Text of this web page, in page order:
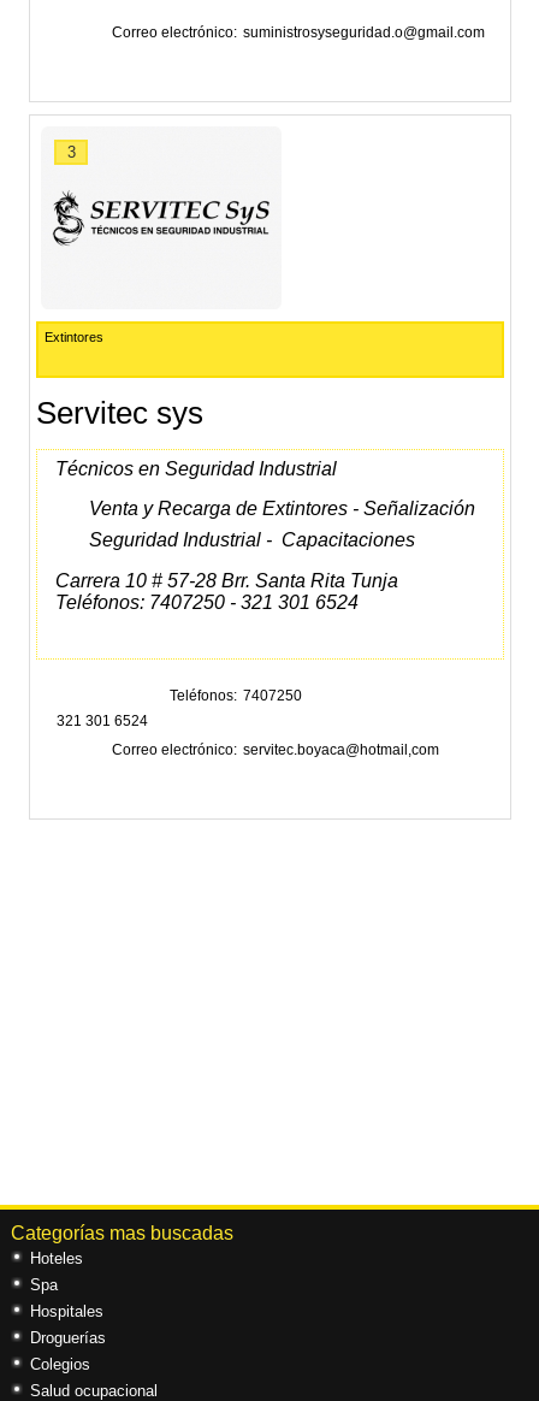
Correo electrónico suministrosyseguridad.o@gmail.com
3
Extintores
Servitec sys
Técnicos en Seguridad Industrial
Venta y Recarga de Extintores - Señalización
Seguridad Industrial - Capacitaciones
Carrera 10 # 57-28 Brr. Santa Rita Tunja
Teléfonos: 7407250 - 321 301 6524
Teléfonos
7407250
321 301 6524
Correo electrónico
servitec.boyaca@hotmail,com
Categorías mas buscadas
Hoteles
Spa
Hospitales
Droguerías
Colegios
Salud ocupacional